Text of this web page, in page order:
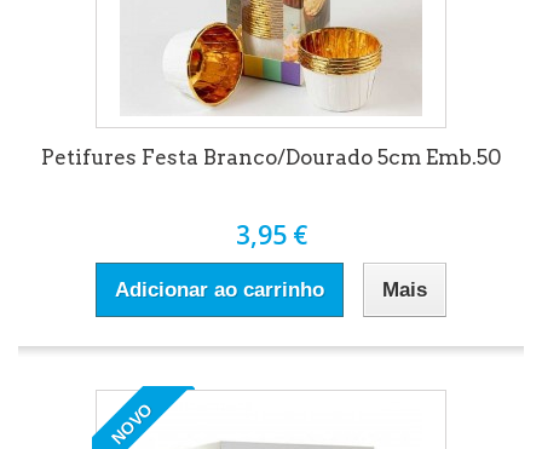
Petifures Festa Branco/Dourado 5cm Emb.50
3,95 €
Adicionar ao carrinho Mais
NOVO